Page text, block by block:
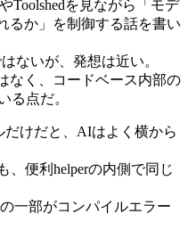
Toolshedを見ながら「モデ
るか」を制御する話を書い
ないが、発想は近い。
なく、コードベース内部の
る点だ。
けだと、AIはよく横から
、便利helperの内側で同じ
一部がコンパイルエラー